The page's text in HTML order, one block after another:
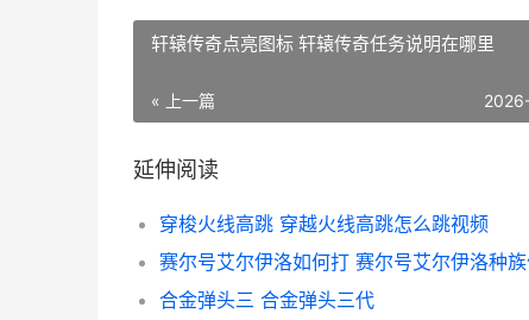
轩辕传奇点亮图标 轩辕传奇任务说明在哪里
« 上一篇
延伸阅读
穿梭火线高跳 穿越火线高跳怎么跳视频
赛尔号艾尔伊洛如何打 赛尔号艾尔伊洛种
合金弹头三 合金弹头三代